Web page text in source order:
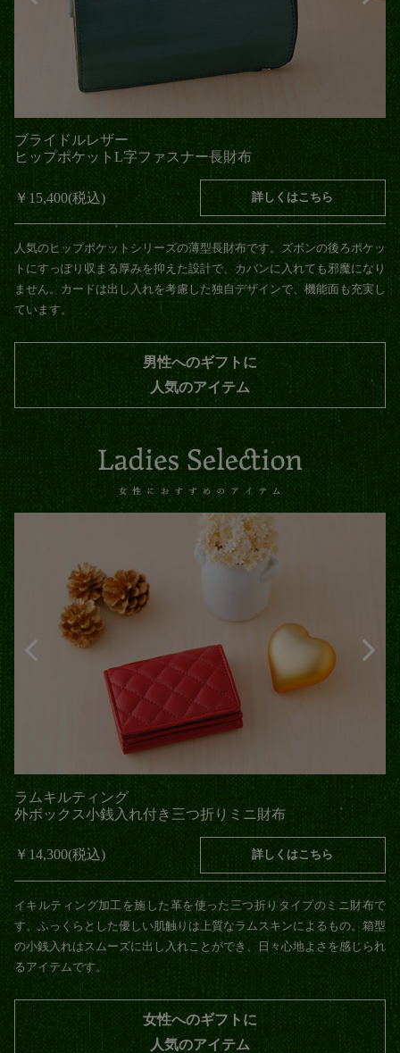
ブライドルレザー
キーケース
￥7,150(税込) 詳しくはこちら
癖のない三つ折りタイプのキーケース。鍵は大きいサイズでもしまいや
すいように背面に専用ポケットを付けています。外側のブライドルレザ
ーは使うほどロウが落ちて艶やかに、そして内側のヌメ革はあめ色に変
化し、長く味の変化を楽しめます。
男性へのギフトに
人気のアイテム
シュランク
薄型長財布(小銭入れ付き)
￥11,000(税込) 詳しくはこちら
小さなカバンでも邪魔になりにくい厚みわずか5mmの薄い長財布で
す。小さなカバンにもすっぽり収めることができます。背面には刻印を
入れることができるのでギフトとして送るのにもぴったりです。
女性へのギフトに
人気のアイテム